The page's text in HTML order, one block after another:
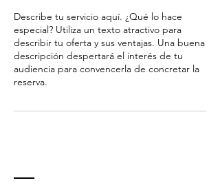
Describe tu servicio aquí. ¿Qué lo hace
especial? Utiliza un texto atractivo para
describir tu oferta y sus ventajas. Una buena
descripción despertará el interés de tu
audiencia para convencerla de concretar la
reserva.